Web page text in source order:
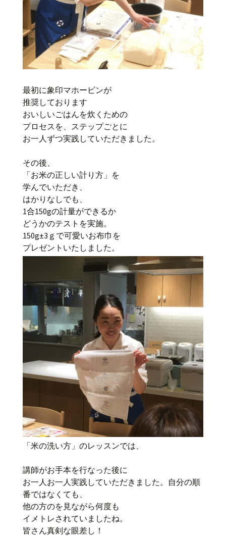
最初に象印マホービンが
推奨しております
おいしいごはんを炊くための
プロセスを、ステップごとに
お一人ずつ実践していただきました。
その後、
「お米の正しい計り方」を
学んでいただき、
はかりなしでも、
1合150gの計量ができるか
どうかのテストを実施。
150g±3ｇで可愛いお布巾を
プレゼントいたしました。
「米の洗い方」のレッスンでは、
講師がお手本を行なった後に
お一人お一人実践していただきました。自分の順
番ではなくても、
他の方のを見ながら何度も
イメトレされていましたね。
皆さん真剣な眼差し！